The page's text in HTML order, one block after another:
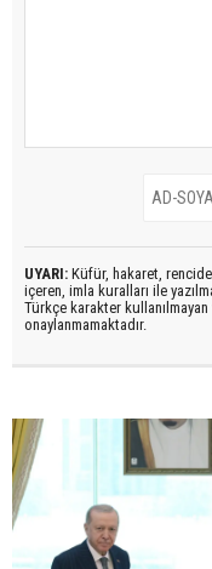
UYARI: Küfür, hakaret,
içeren, imla kuralları ile
Türkçe karakter
onaylanmamaktadır.